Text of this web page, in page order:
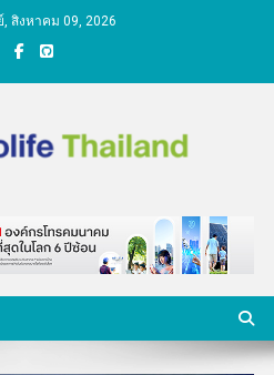
สิงหาคม 09, 2026
มคิด ชีวิตกับ
กรรม